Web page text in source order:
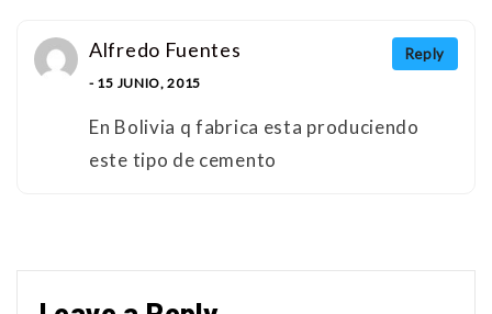
Reply
Alfredo Fuentes
- 15 JUNIO, 2015
En Bolivia q fabrica esta produciendo
este tipo de cemento